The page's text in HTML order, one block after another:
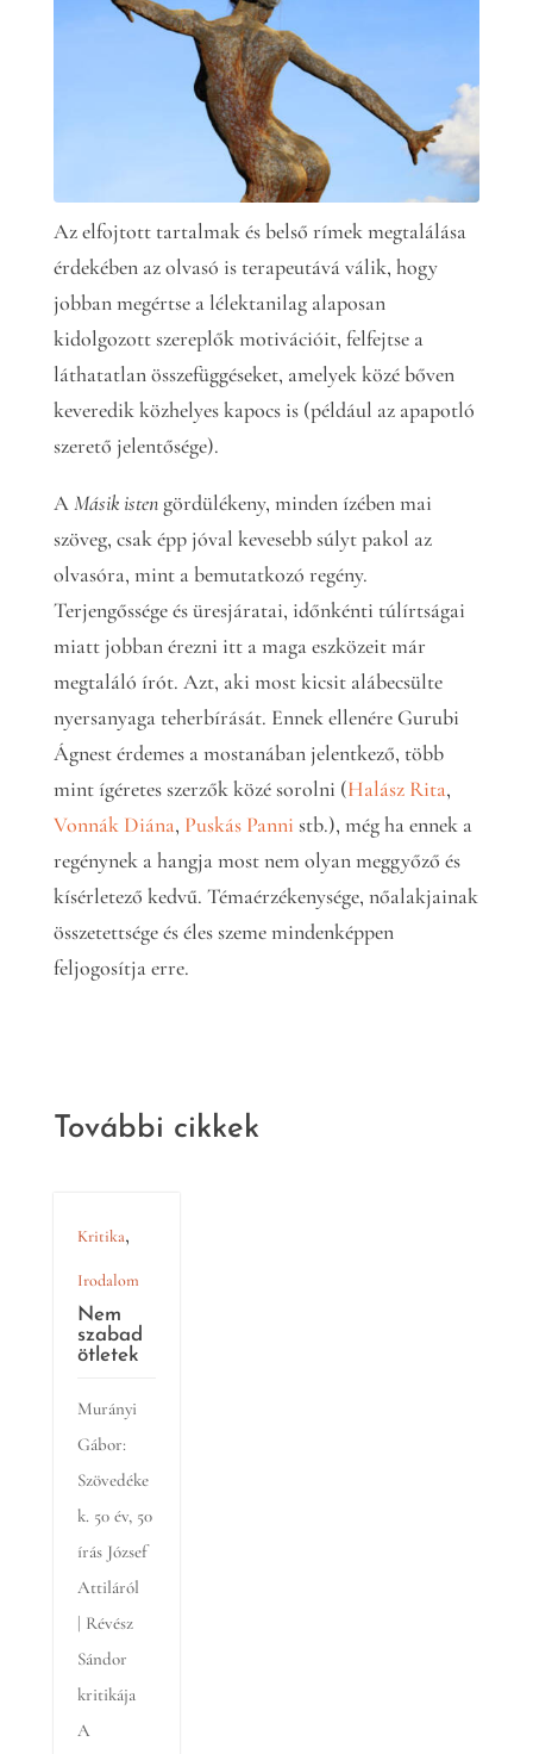
Az elfojtott tartalmak és belső rímek megtalálása
érdekében az olvasó is terapeutává válik, hogy
jobban megértse a lélektanilag alaposan
kidolgozott szereplők motivációit, felfejtse a
láthatatlan összefüggéseket, amelyek közé bőven
keveredik közhelyes kapocs is (például az apapotló
szerető jelentősége).
AMásik istengördülékeny, minden ízében mai
szöveg, csak épp jóval kevesebb súlyt pakol az
olvasóra, mint a bemutatkozó regény.
Terjengőssége és üresjáratai, időnkénti túlírtságai
miatt jobban érezni itt a maga eszközeit már
megtaláló írót. Azt, aki most kicsit alábecsülte
nyersanyaga teherbírását. Ennek ellenére Gurubi
Ágnest érdemes a mostanában jelentkező, több
mint ígéretes szerzők közé sorolni (Halász Rita,
Vonnák Diána, Puskás Panni stb.), még ha ennek a
regénynek a hangja most nem olyan meggyőző és
kísérletező kedvű. Témaérzékenysége, nőalakjainak
összetettsége és éles szeme mindenképpen
feljogosítja erre.
További cikkek
Kritika,
Irodalom
Nem
szabad
ötletek
Murányi
Gábor:
Szövedéke
k. 50 év, 50
írás József
Attiláról
| Révész
Sándor
kritikája
A